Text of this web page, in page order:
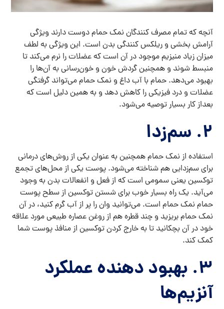
آنچه که تمام مصرف کنندگان نمک حمام دوست دارند ویژگی
آرامش بخشی و ریلکس کنندگی بدن است. این ویژگی به لطف
میزان زیاد منیزیم موجود در آن است که عضلات را نرم می‌کند تا
منبسط شوند و همچنین گردش خون و خون‌رسانی به آن‌ها را
بهبود می‌دهد. حمام با آب داغ و نمک حمام می‌تواند گرفتگی
عضلات و درد فیزیکی را کاهش دهد و به همین دلیل است که
بعداز کار بسیار توصیه می‌شود.
۲. سم‌زدا
استفاده از نمک حمام همچنین به عنوان یکی از روش‌های درمانی
برای سم‌زدایی هم شناخته می‌شود. پوست یکی از محل‌های تجمع
توکسین یعنی سمومی است که از فعل و انفعالات‌ بدن به وجود
می‌آید. یک راه بسیار خوب برای شستن توکسین از سطح پوست
حمام نمک حمام است. می‌توانید وان را پر از آب گرم کنید، در آن
نمک حمام بریزید و چند قطره هم از روغن عصاره طبیعی مورد علاقه
خود در آن بچکانید تا به خارج کردن توکسین از منافذ پوست شما
کمک کند.
۳. بهبود دهنده عملکرد
آنزیم‌ها